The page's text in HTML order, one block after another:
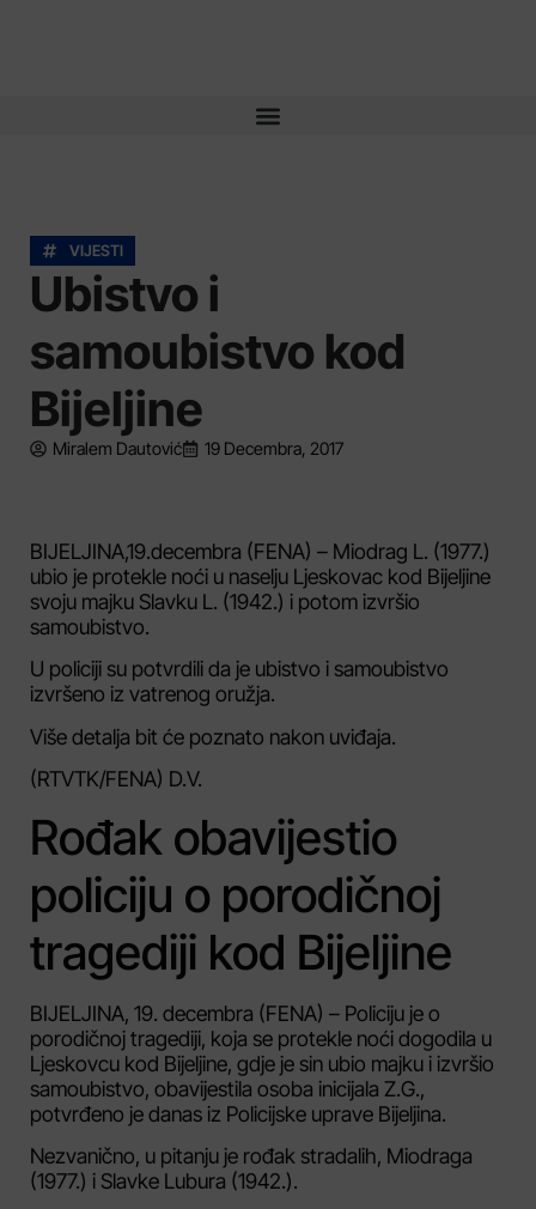
VIJESTI
Ubistvo i
samoubistvo kod
Bijeljine
Miralem Dautović 19 Decembra, 2017
BIJELJINA,19.decembra (FENA) – Miodrag L. (1977.)
ubio je protekle noći u naselju Ljeskovac kod Bijeljine
svoju majku Slavku L. (1942.) i potom izvršio
samoubistvo.
U policiji su potvrdili da je ubistvo i samoubistvo
izvršeno iz vatrenog oružja.
Više detalja bit će poznato nakon uviđaja.
(RTVTK/FENA) D.V.
Rođak obavijestio
policiju o porodičnoj
tragediji kod Bijeljine
BIJELJINA, 19. decembra (FENA) – Policiju je o
porodičnoj tragediji, koja se protekle noći dogodila u
Ljeskovcu kod Bijeljine, gdje je sin ubio majku i izvršio
samoubistvo, obavijestila osoba inicijala Z.G.,
potvrđeno je danas iz Policijske uprave Bijeljina.
Nezvanično, u pitanju je rođak stradalih, Miodraga
(1977.) i Slavke Lubura (1942.).